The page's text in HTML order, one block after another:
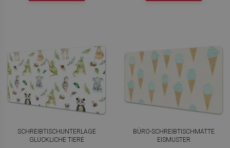
SCHREIBTISCHUNTERLAGE
GLÜCKLICHE TIERE
BÜRO-SCHREIBTISCHMATTE
EISMUSTER